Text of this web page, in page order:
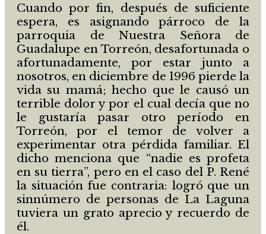
Cuando por fin, después de suficiente
espera, es asignando párroco de la
parroquia de Nuestra Señora de
Guadalupe en Torreón, desafortunada o
afortunadamente, por estar junto a
nosotros, en diciembre de 1996 pierde la
vida su mamá; hecho que le causó un
terrible dolor y por el cual decía que no
le gustaría pasar otro período en
Torreón, por el temor de volver a
experimentar otra pérdida familiar. El
dicho menciona que “nadie es profeta
en su tierra”, pero en el caso del P. René
la situación fue contraria: logró que un
sinnúmero de personas de La Laguna
tuviera un grato aprecio y recuerdo de
él.